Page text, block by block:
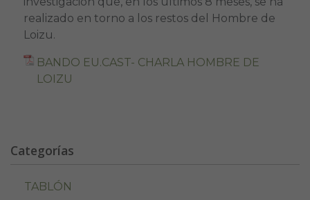
realizado en torno a los restos del Hombre de
Loizu.
BANDO EU.CAST- CHARLA HOMBRE DE
LOIZU
Categorías
TABLÓN